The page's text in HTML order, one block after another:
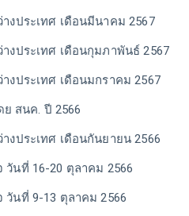
งประเทศ เดือนมีนาคม 2567
งประเทศ เดือนกุมภาพันธ์ 2567
งประเทศ เดือนมกราคม 2567
ย สนค. ปี 2566
งประเทศ เดือนกันยายน 2566
นที่ 16-20 ตุลาคม 2566
นที่ 9-13 ตุลาคม 2566